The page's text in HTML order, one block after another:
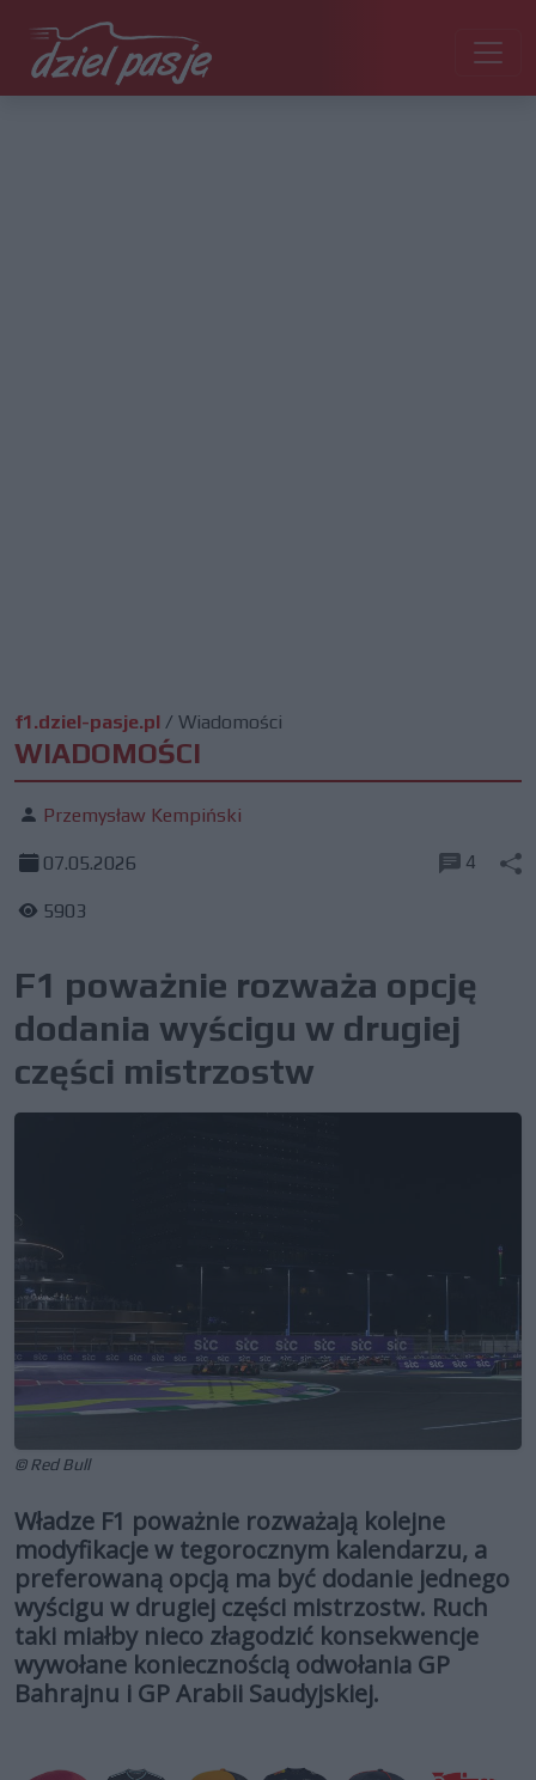
f1.dziel-pasje.pl / Wiadomości
WIADOMOŚCI
Przemysław Kempiński
07.05.2026
5903
4
F1 poważnie rozważa opcję
dodania wyścigu w drugiej
części mistrzostw
© Red Bull
Władze F1 poważnie rozważają kolejne
modyfikacje w tegorocznym kalendarzu, a
preferowaną opcją ma być dodanie jednego
wyścigu w drugiej części mistrzostw. Ruch
taki miałby nieco złagodzić konsekwencje
wywołane koniecznością odwołania GP
Bahrajnu i GP Arabii Saudyjskiej.